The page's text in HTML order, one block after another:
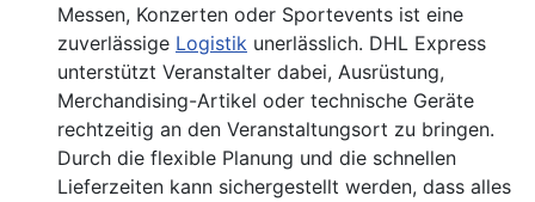
Messen, Konzerten oder Sportevents ist eine
zuverlässige Logistik unerlässlich. DHL Express
unterstützt Veranstalter dabei, Ausrüstung,
Merchandising-Artikel oder technische Geräte
rechtzeitig an den Veranstaltungsort zu bringen.
Durch die flexible Planung und die schnellen
Lieferzeiten kann sichergestellt werden, dass alles